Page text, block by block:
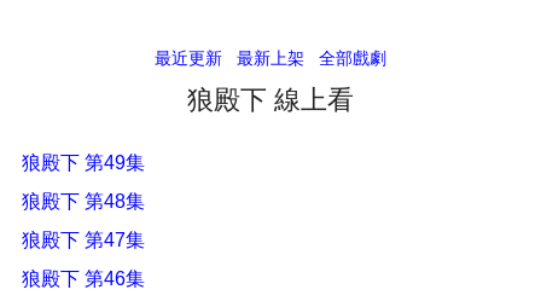
最近更新 最新上架 全部戲劇
狼殿下 線上看
狼殿下 第49集
狼殿下 第48集
狼殿下 第47集
狼殿下 第46集